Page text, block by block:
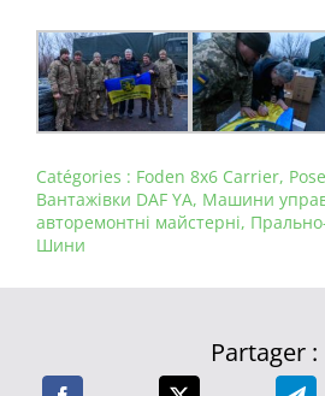
Catégories : Foden 8x6 Carrier,
Вантажівки DAF YA, Машини
авторемонтні майстерні,
Шини
Partager :